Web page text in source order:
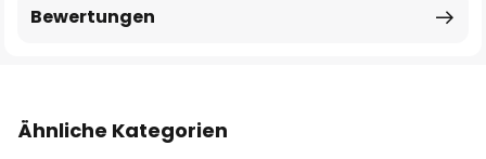
Bewertungen
Ähnliche Kategorien